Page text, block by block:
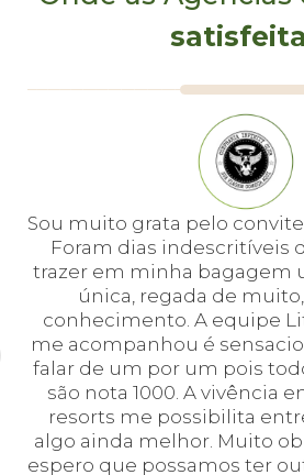
Sou muito grata pelo
Foram dias indescritíveis
trazer em minha bagagem
única, regada de
conhecimento. A equipe
me acompanhou é
falar de um por um pois
são nota 1000. A vivência
resorts me possibilita
algo ainda melhor. Muito
espero que possamos ter